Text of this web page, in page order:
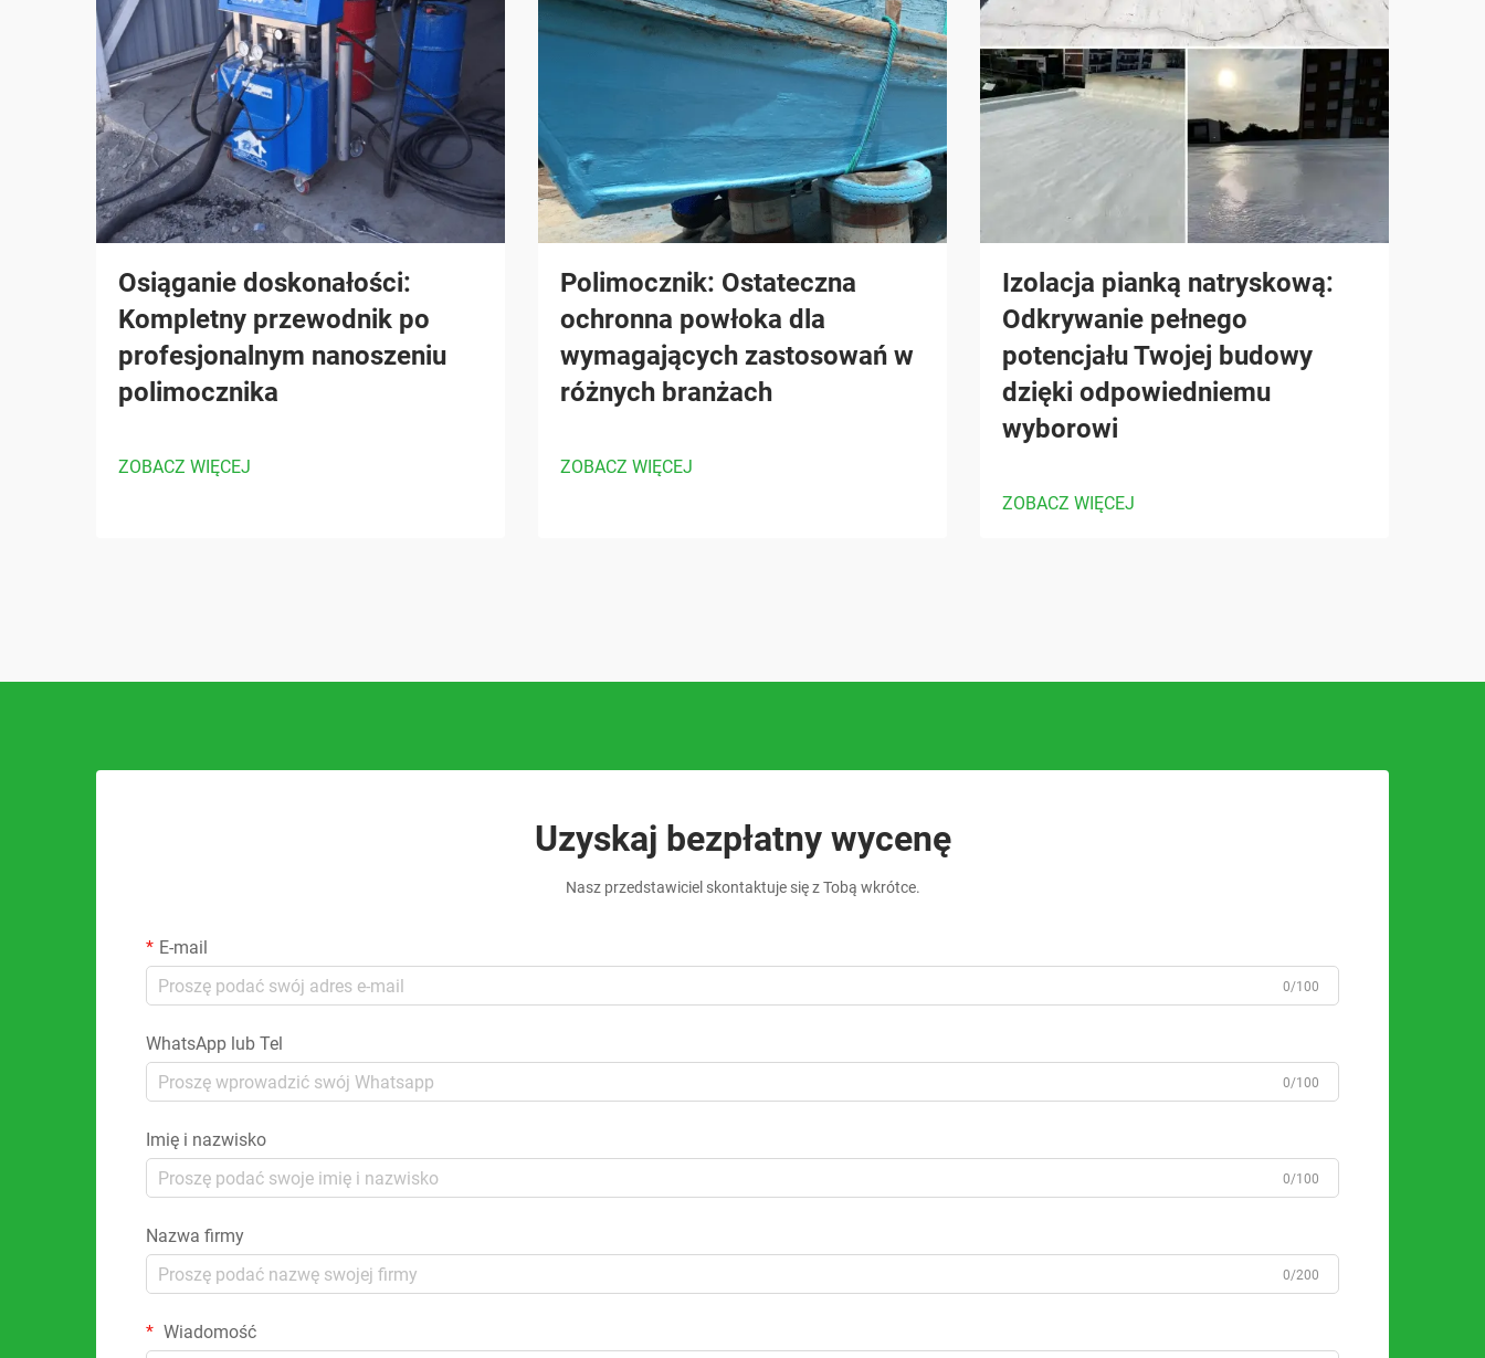
Osiąganie doskonałości:
Kompletny przewodnik po
profesjonalnym nanoszeniu
polimocznika
ZOBACZ WIĘCEJ
Polimocznik: Ostateczna
ochronna powłoka dla
wymagających zastosowań w
różnych branżach
ZOBACZ WIĘCEJ
Izolacja pianką natryskową:
Odkrywanie pełnego
potencjału Twojej budowy
dzięki odpowiedniemu
wyborowi
ZOBACZ WIĘCEJ
Uzyskaj bezpłatny wycenę
Nasz przedstawiciel skontaktuje się z Tobą wkrótce.
E-mail
0/100
WhatsApp lub Tel
0/100
Imię i nazwisko
0/100
Nazwa firmy
0/200
Wiadomość